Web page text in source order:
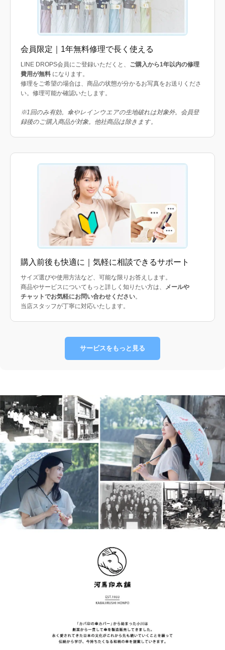
会員限定｜1年無料修理で長く使える
LINE DROPS会員にご登録いただくと、 ご購入から1年以内の修理
費用が無料 になります。
修理をご希望の場合は、商品の状態が分かるお写真をお送りくださ
い。修理可能か確認いたします。
※1回のみ有効。傘やレインウエアの生地破れは対象外。会員登
録後のご購入商品が対象。他社商品は除きます。
購入前後も快適に｜気軽に相談できるサポート
サイズ選びや使用方法など、可能な限りお答えします。
商品やサービスについてもっと詳しく知りたい方は、
メールや
チャットでお気軽にお問い合わせください。
当店スタッフが丁寧に対応いたします。
サービスをもっと見る